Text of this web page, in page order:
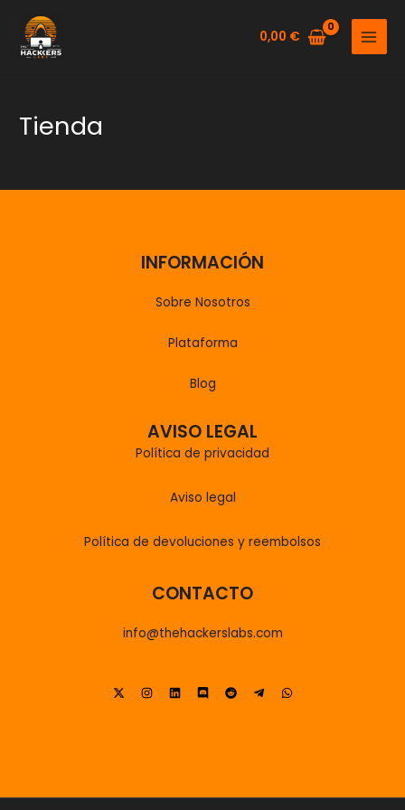
contenido
0,00 €
MAIN
Tienda
INFORMACIÓN
Sobre Nosotros
Plataforma
Blog
AVISO LEGAL
Política de privacidad
Aviso legal
Política de devoluciones y reembolsos
CONTACTO
info@thehackerslabs.com